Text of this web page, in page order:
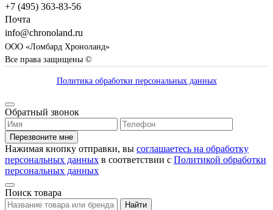
+7 (495) 363-83-56
Почта
info@chronoland.ru
ООО «Ломбард Хроноланд»
Все права защищены ©
Политика обработки персональных данных
Обратный звонок
Перезвоните мне
Нажимая кнопку отправки, вы соглашаетесь на обработку
персональных данных в соответствии с Политикой обработки
персональных данных
Поиск товара
Найти